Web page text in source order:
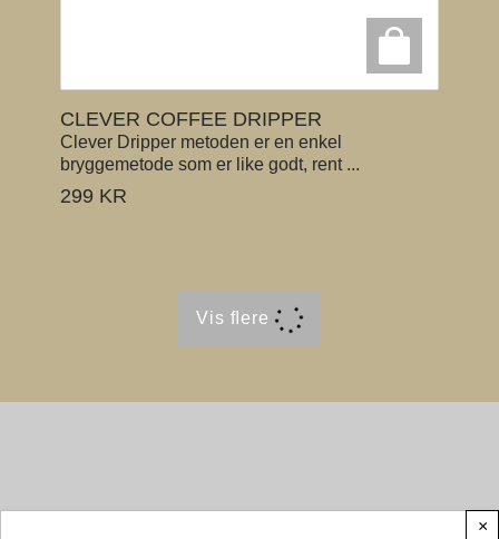
CLEVER COFFEE DRIPPER
Clever Dripper metoden er en enkel
bryggemetode som er like godt, rent ...
299 KR
Vis ﬂere
×